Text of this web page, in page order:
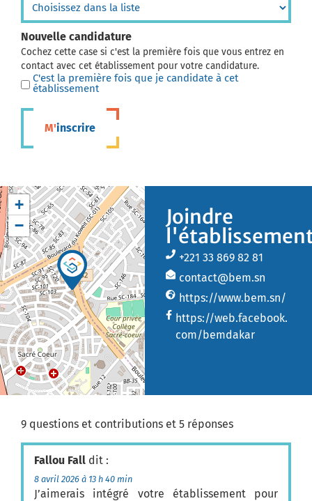
Nouvelle candidature
Cochez cette case si c'est la première fois que vous entrez en
contact avec cet établissement pour votre candidature.
C'est la première fois que je candidate à cet
établissement
M'inscrire
+
−
Joindre
+221 33 869 82 81
contact@bem.sn
https://www.bem.sn/
https://web.facebook.
com/bemdakar
9 questions et contributions et 5 réponses
Fallou Fall dit :
8 avril 2026 à 13 h 40 min
J’aimerais intégré votre établissement pour